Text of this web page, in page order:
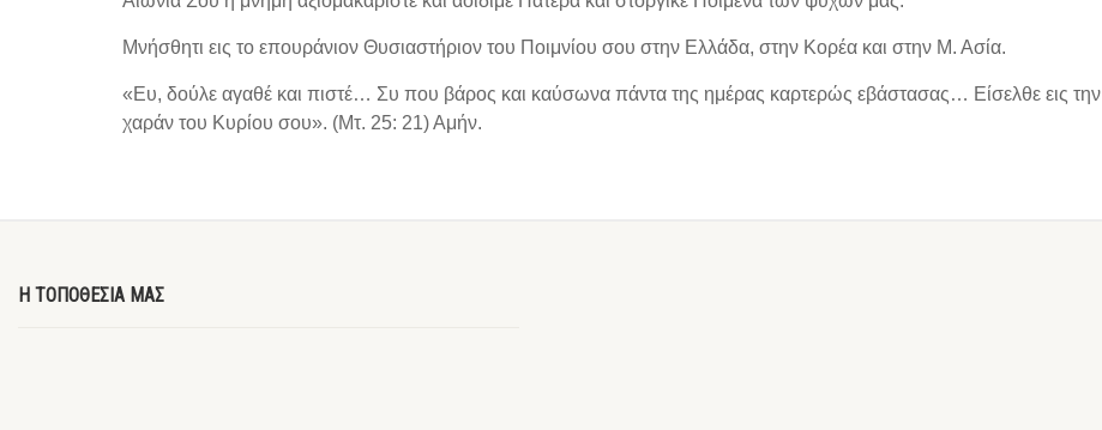
Μνήσθητι εις το επουράνιον Θυσιαστήριον του Ποιμνίου σου στην Ελλάδα, στην Κορέα και στην Μ. Ασία.
«Ευ, δούλε αγαθέ και πιστέ… Συ που βάρος και καύσωνα πάντα της ημέρας καρτερώς εβάστασας… Είσελθε εις την
χαράν του Κυρίου σου». (Μτ. 25: 21) Αμήν.
Η ΤΟΠΟΘΕΣΙΑ ΜΑΣ